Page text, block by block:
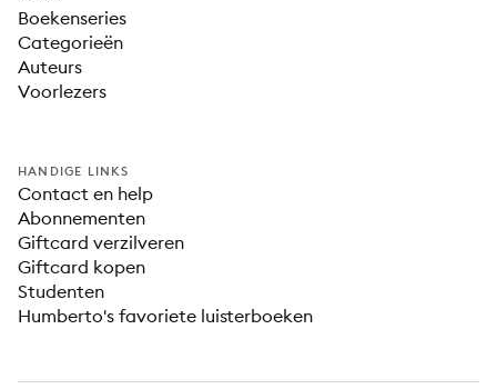
Boekenseries
Categorieën
Auteurs
Voorlezers
HANDIGE LINKS
Contact en help
Abonnementen
Giftcard verzilveren
Giftcard kopen
Studenten
Humberto's favoriete luisterboeken